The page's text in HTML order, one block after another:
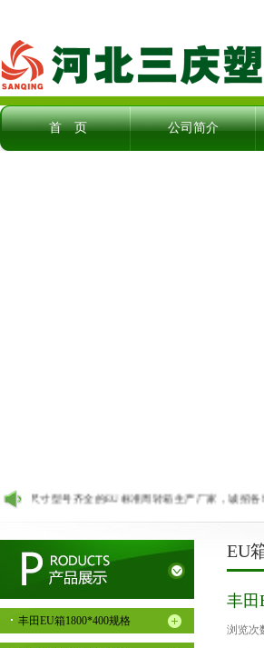
首 页 公司简介
尺寸型号齐全的EU标准周转箱生产厂家，诚招各地代
丰田EU箱1800*400规格
EU
丰田
浏览次